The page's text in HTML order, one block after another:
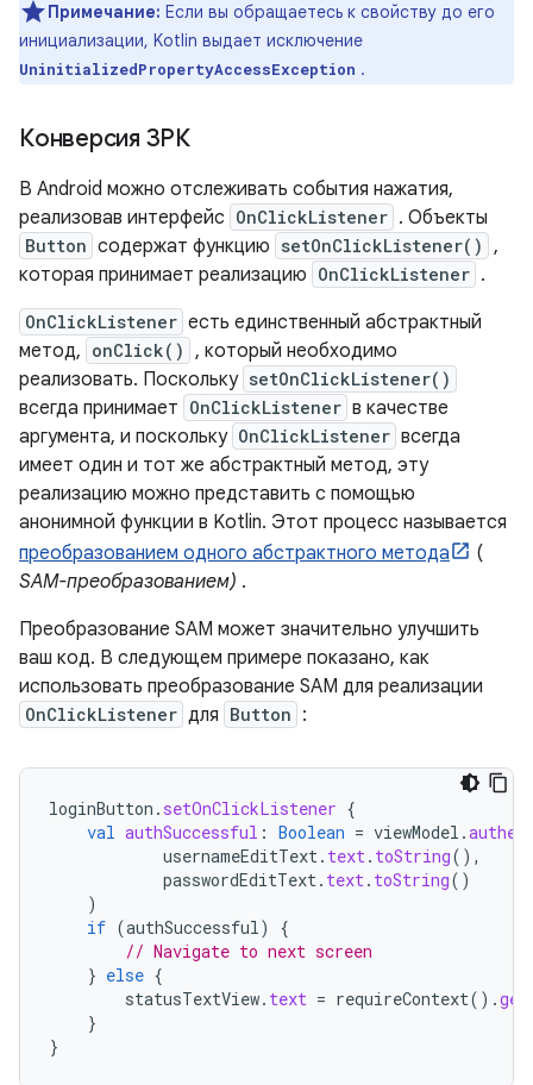
Примечание: Если вы обращаетесь к свойству до его
инициализации, Kotlin выдает исключение
UninitializedPropertyAccessException .
Конверсия ЗРК
В Android можно отслеживать события нажатия,
реализовав интерфейс OnClickListener . Объекты
Button содержат функцию setOnClickListener() ,
которая принимает реализацию OnClickListener .
OnClickListener есть единственный абстрактный
метод, onClick() , который необходимо
реализовать. Поскольку setOnClickListener()
всегда принимает OnClickListener в качестве
аргумента, и поскольку OnClickListener всегда
имеет один и тот же абстрактный метод, эту
реализацию можно представить с помощью
анонимной функции в Kotlin. Этот процесс называется
преобразованием одного абстрактного метода
(
SAM-преобразованием) .
Преобразование SAM может значительно улучшить
ваш код. В следующем примере показано, как
использовать преобразование SAM для реализации
OnClickListener для Button :
loginButton . setOnClickListener {
val authSuccessful : Boolean = viewModel .
usernameEditText. text. toString(),
passwordEditText. text. toString()
)
if (authSuccessful)
{
// Navigate to next screen
} else {
statusTextView. text = requireContext().
}
}